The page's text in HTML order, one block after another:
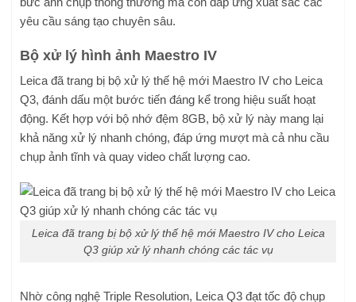
yêu cầu sáng tạo chuyên sâu.
Bộ xử lý hình ảnh Maestro IV
Leica đã trang bị bộ xử lý thế hệ mới Maestro IV cho Leica
Q3, đánh dấu một bước tiến đáng kể trong hiệu suất hoạt
động. Kết hợp với bộ nhớ đệm 8GB, bộ xử lý này mang lại
khả năng xử lý nhanh chóng, đáp ứng mượt mà cả nhu cầu
chụp ảnh tĩnh và quay video chất lượng cao.
Leica đã trang bị bộ xử lý thế hệ mới Maestro IV cho Leica
Q3 giúp xử lý nhanh chóng các tác vụ
Nhờ công nghệ Triple Resolution, Leica Q3 đạt tốc độ chụp